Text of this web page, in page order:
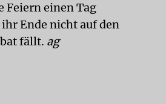
Feiern einen Tag
Ende nicht auf den
fällt. ag